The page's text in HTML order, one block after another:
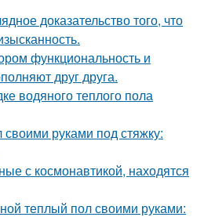
доказательство того, что
функциональность и
друг друга.
водяного теплого пола
руками под стяжку:
с космонавтикой, находятся
теплый пол своими руками: